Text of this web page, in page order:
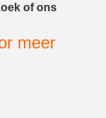
of ons
meer